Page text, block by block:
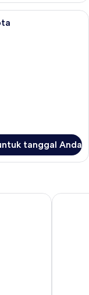
dapur,
tanggal Anda
Seeds